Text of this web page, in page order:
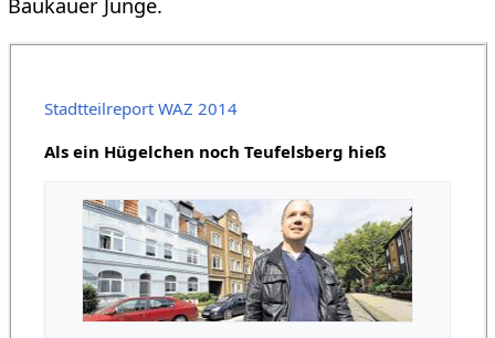
Baukauer Junge.
Stadtteilreport WAZ 2014
Als ein Hügelchen noch Teufelsberg hieß